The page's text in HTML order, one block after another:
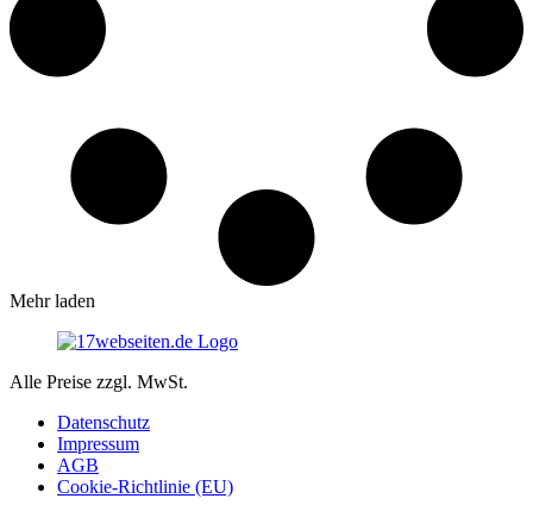
Mehr laden
Alle Preise zzgl. MwSt.
Datenschutz
Impressum
AGB
Cookie-Richtlinie (EU)